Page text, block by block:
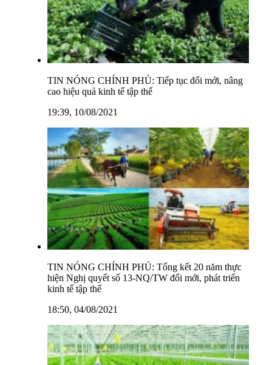
TIN NÓNG CHÍNH PHỦ: Tiếp tục đổi mới, nâng
cao hiệu quả kinh tế tập thể
19:39, 10/08/2021
TIN NÓNG CHÍNH PHỦ: Tổng kết 20 năm thực
hiện Nghị quyết số 13-NQ/TW đổi mới, phát triển
kinh tế tập thể
18:50, 04/08/2021